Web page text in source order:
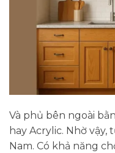
Và phủ bên ngoài
hay Acrylic. Nhờ
Nam. Có khả năng